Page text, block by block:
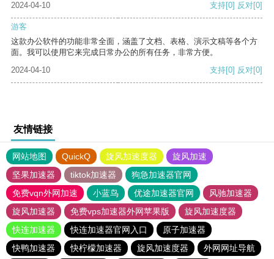
2024-04-10 支持[0] 反对[0]
游客
这款办公软件的功能非常全面，涵盖了文档、表格、演示文稿等各个方
面。我可以使用它来完成日常办公的所有任务，非常方便。
2024-04-10
支持[0] 反对[0]
友情链接
网站地图 QuickQ 旋风加速度器
旋风加速
坚果加速器
tiktok加速器
狗急加速器官网
免费vqn外网加速
小蓝鸟 优途加速器官网
风驰加速器
旋风加速器
免费vps加速器外网苹果版
旋风加速度器
快连加速器
快连加速器官网入口
原子加速器
快鸭加速器
快柠檬加速器 旋风加速度器 外网网址导航